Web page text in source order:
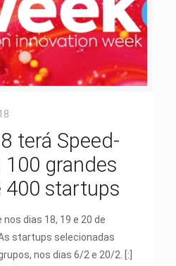
terá Speed-
grandes
400 startups
dias 18, 19 e 20 de
startups selecionadas
nos dias 6/2 e 20/2. [:]